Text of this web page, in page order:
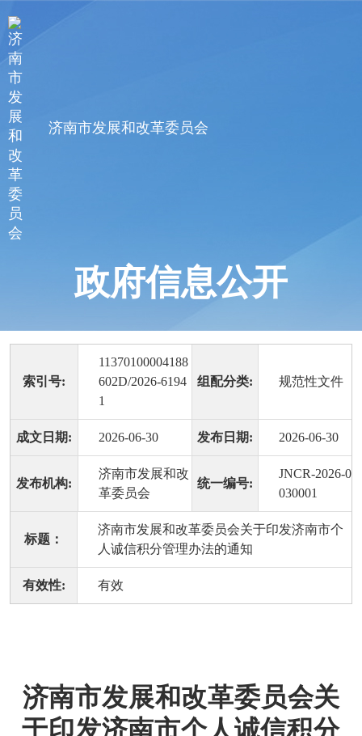
济南市发展和改革委员会
政府信息公开
索引号:
11370100004188
602D/2026-6194
1
组配分类: 规范性文件
成文日期: 2026-06-30 发布日期: 2026-06-30
发布机构:
济南市发展和改
革委员会
统一编号:
JNCR-2026-0
030001
标题：
济南市发展和改革委员会关于印发济南市个
人诚信积分管理办法的通知
有效性: 有效
济南市发展和改革委员会关
于印发济南市个人诚信积分